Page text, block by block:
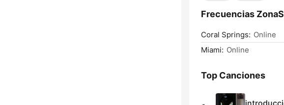
Frecuencias
Coral Springs: Online
Miami: Online
Top Canciones